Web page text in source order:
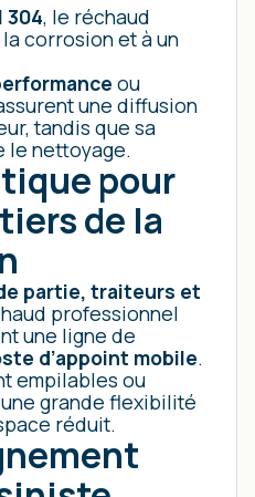
304, le réchaud
corrosion et à un
ou
une diffusion
tandis que sa
le nettoyage.
pour
de la
partie, traiteurs et
professionnel
une ligne de
d’appoint mobile.
empilables ou
grande flexibilité
réduit.